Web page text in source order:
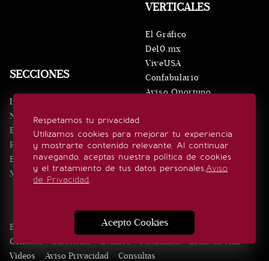
Respetamos tu privacidad
Utilizamos cookies para mejorar tu experiencia
y mostrarte contenido relevante. Al continuar
navegando, aceptas nuestra política de cookies
y el tratamiento de tus datos personales.Aviso
de Privacidad.
Acepto Cookies
SECCIONES
Inicio
Noticias
Eventos
Realeza
Estilo de vida
Minuto x Minuto
VERTICALES
El Gráfico
De10.mx
ViveUSA
Confabulario
Aviso Oportuno
SÍGUENOS
Edición Impresa Noticias Quiénes somos
Contacto
Directorio Eventos Publicidad
Estilo de vida
Videos
Aviso Privacidad Consultas